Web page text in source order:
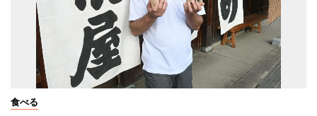
食べる